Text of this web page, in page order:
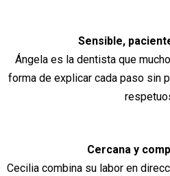
Sensible,
Ángela es la dentista que
forma de explicar cada paso sin
Cercana y
Cecilia combina su labor en